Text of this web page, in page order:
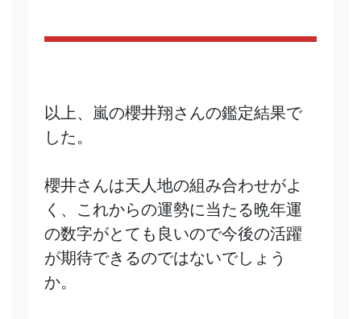
以上、嵐の櫻井翔さんの鑑定結果で
した。
櫻井さんは天人地の組み合わせがよ
く、これからの運勢に当たる晩年運
の数字がとても良いので今後の活躍
が期待できるのではないでしょう
か。